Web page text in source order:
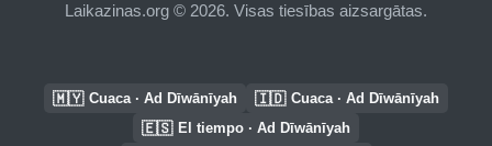
Laikazinas.org © 2026. Visas tiesības aizsargātas.
🇲🇾 Cuaca · Ad Dīwānīyah 🇮🇩 Cuaca · Ad Dīwānīyah
🇪🇸 El tiempo · Ad Dīwānīyah